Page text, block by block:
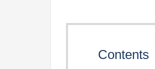
Contents